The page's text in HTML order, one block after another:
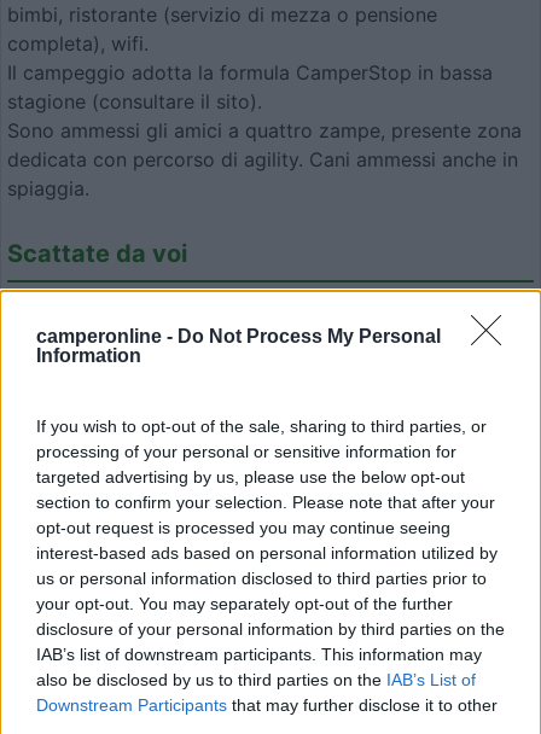
camperonline - Do Not Process My Personal
Information
If you wish to opt-out of the sale, sharing to third parties, or
processing of your personal or sensitive information for
targeted advertising by us, please use the below opt-out
section to confirm your selection. Please note that after your
opt-out request is processed you may continue seeing
interest-based ads based on personal information utilized by
us or personal information disclosed to third parties prior to
your opt-out. You may separately opt-out of the further
disclosure of your personal information by third parties on the
IAB’s list of downstream participants. This information may
also be disclosed by us to third parties on the IAB’s List of
Downstream Participants that may further disclose it to other
bimbi, ristorante (servizio di mezza o pensione
completa), wifi.
Il campeggio adotta la formula CamperStop in bassa
stagione (consultare il sito).
Sono ammessi gli amici a quattro zampe, presente zona
dedicata con percorso di agility. Cani ammessi anche in
spiaggia.
Scattate da voi
Modifica informazioni
Carica foto
Commenta
Fai ilLoginpercommentare.
Recensioni degli Utenti